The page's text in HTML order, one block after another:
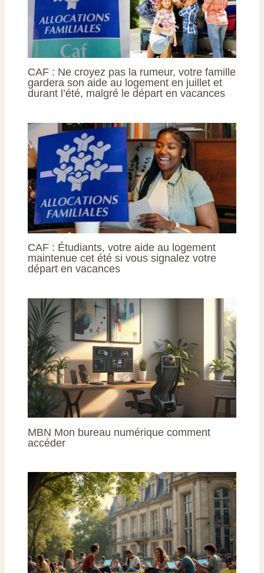
CAF : Ne croyez pas la rumeur, votre famille
gardera son aide au logement en juillet et
durant l’été, malgré le départ en vacances
CAF : Étudiants, votre aide au logement
maintenue cet été si vous signalez votre
départ en vacances
MBN Mon bureau numérique comment
accéder